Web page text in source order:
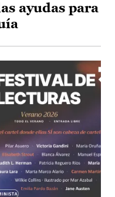
ayudas para